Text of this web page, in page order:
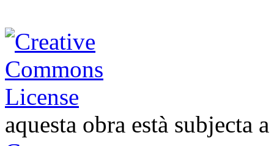
aquesta obra està subjecta